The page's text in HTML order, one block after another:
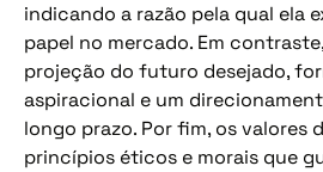
indicando a razão pela qual ela
papel no mercado. Em
projeção do futuro desejado,
aspiracional e um
longo prazo. Por fim, os valores
princípios éticos e morais que